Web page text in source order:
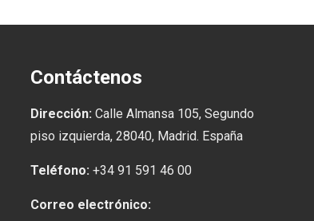
Contáctenos
Dirección: Calle Almansa 105, Segundo
piso izquierda, 28040, Madrid. España
Teléfono: +34 91 591 46 00
Correo electrónico: